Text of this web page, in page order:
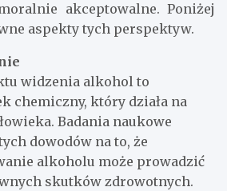
akceptowalne. Poniżej
aspekty tych perspektyw.
widzenia alkohol to
chemiczny, który działa na
Badania naukowe
dowodów na to, że
alkoholu może prowadzić
skutków zdrowotnych.